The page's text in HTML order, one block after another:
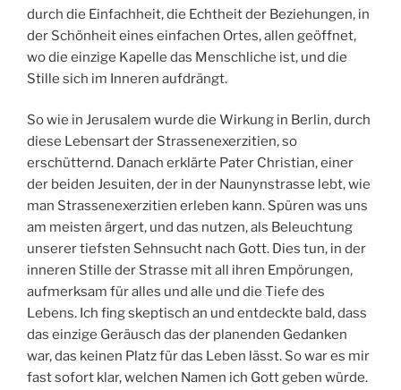
durch die Einfachheit, die Echtheit der Beziehungen, in
der Schönheit eines einfachen Ortes, allen geöffnet,
wo die einzige Kapelle das Menschliche ist, und die
Stille sich im Inneren aufdrängt.
So wie in Jerusalem wurde die Wirkung in Berlin, durch
diese Lebensart der Strassenexerzitien, so
erschütternd. Danach erklärte Pater Christian, einer
der beiden Jesuiten, der in der Naunynstrasse lebt, wie
man Strassenexerzitien erleben kann. Spüren was uns
am meisten ärgert, und das nutzen, als Beleuchtung
unserer tiefsten Sehnsucht nach Gott. Dies tun, in der
inneren Stille der Strasse mit all ihren Empörungen,
aufmerksam für alles und alle und die Tiefe des
Lebens. Ich fing skeptisch an und entdeckte bald, dass
das einzige Geräusch das der planenden Gedanken
war, das keinen Platz für das Leben lässt. So war es mir
fast sofort klar, welchen Namen ich Gott geben würde.